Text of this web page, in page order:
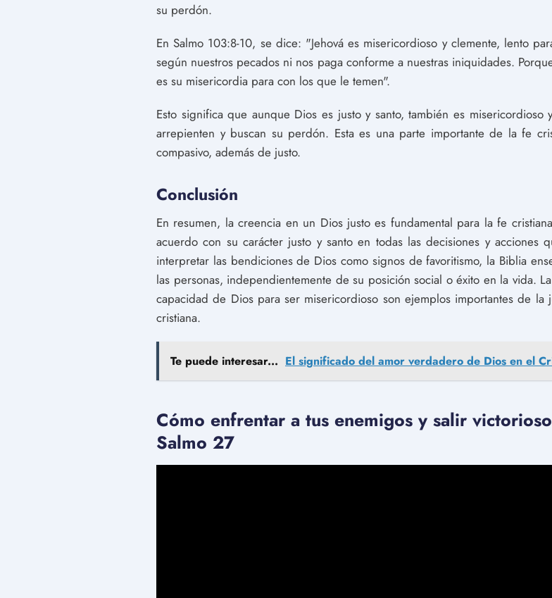
su perdón.
En Salmo 103:8-10, se dice: "Jehová es misericordioso y clemente, lento
según nuestros pecados ni nos paga conforme a nuestras iniquidades.
es su misericordia para con los que le temen".
Esto significa que aunque Dios es justo y santo, también es
arrepienten y buscan su perdón. Esta es una parte importante de la fe
compasivo, además de justo.
Conclusión
En resumen, la creencia en un Dios justo es fundamental para la fe
acuerdo con su carácter justo y santo en todas las decisiones y acciones
interpretar las bendiciones de Dios como signos de favoritismo, la Biblia
las personas, independientemente de su posición social o éxito en la vida.
capacidad de Dios para ser misericordioso son ejemplos importantes de
cristiana.
Te puede interesar... El significado del amor verdadero de Dios en el
Cómo enfrentar a tus enemigos y salir
Salmo 27